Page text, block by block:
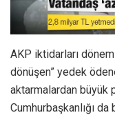
AKP iktidarları
dönüşen” yedek
aktarmalardan büyük
Cumhurbaşkanlığı